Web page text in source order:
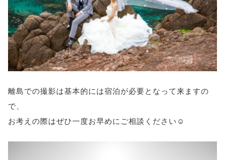
離島での撮影は基本的には宿泊が必要となって来ますの
で、
お考えの際はぜひ一度お早めにご相談ください☺️